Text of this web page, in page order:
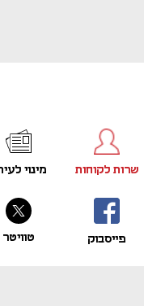
פייסבוק
שרות לקוחות
טוויטר
מינוי